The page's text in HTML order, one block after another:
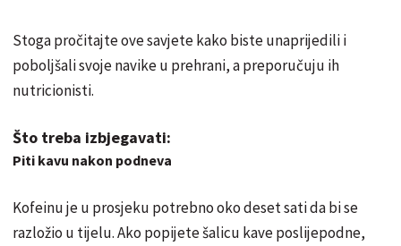
Stoga pročitajte ove savjete kako biste unaprijedili i
poboljšali svoje navike u prehrani, a preporučuju ih
nutricionisti.
Što treba izbjegavati:
Piti kavu nakon podneva
Kofeinu je u prosjeku potrebno oko deset sati da bi se
razložio u tijelu. Ako popijete šalicu kave poslijepodne,